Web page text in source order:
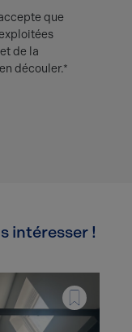
que
de la
découler.*
intéresser !